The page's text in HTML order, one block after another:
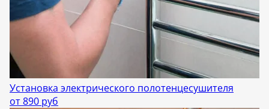
Установка электрического полотенцесушителя
от 890 руб